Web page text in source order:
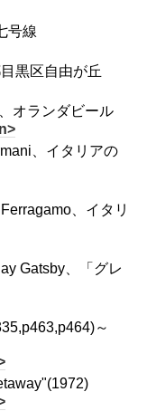
号線
黒区自由が丘
オランダビール
、イタリアの
、イタリ
Gatsby、「グレ
～